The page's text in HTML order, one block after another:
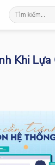
Khi